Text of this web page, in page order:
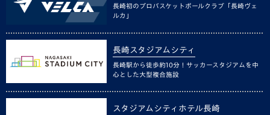
長崎初のプロバスケットボールクラブ「長崎ヴェ
ルカ」
長崎スタジアムシティ
長崎駅から徒歩約10分！サッカースタジアムを中
心とした大型複合施設
スタジアムシティホテル長崎